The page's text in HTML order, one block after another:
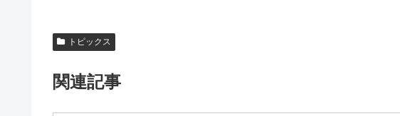
トピックス
関連記事